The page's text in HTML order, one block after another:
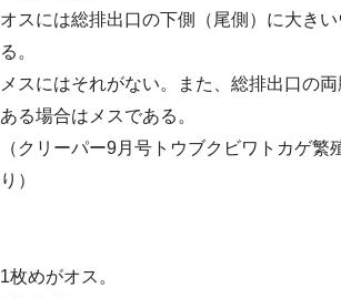
オスには総排出口の下側（尾側）に大き
る。
メスにはそれがない。また、総排出口の
ある場合はメスである。
（クリーパー9月号トウブクビワトカゲ
り）
1枚めがオス。